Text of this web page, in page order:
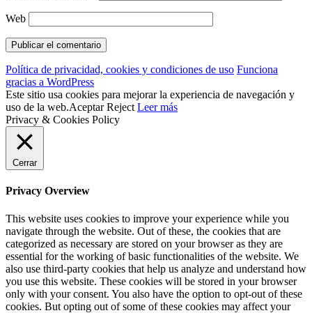
Web
Política de privacidad, cookies y condiciones de uso Funciona
gracias a WordPress
Este sitio usa cookies para mejorar la experiencia de navegación y
uso de la web.Aceptar Reject Leer más
Privacy & Cookies Policy
Cerrar
Privacy Overview
This website uses cookies to improve your experience while you
navigate through the website. Out of these, the cookies that are
categorized as necessary are stored on your browser as they are
essential for the working of basic functionalities of the website. We
also use third-party cookies that help us analyze and understand how
you use this website. These cookies will be stored in your browser
only with your consent. You also have the option to opt-out of these
cookies. But opting out of some of these cookies may affect your